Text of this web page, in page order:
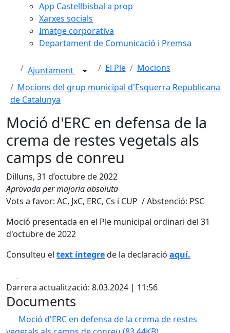
App Castellbisbal a prop
Xarxes socials
Imatge corporativa
Departament de Comunicació i Premsa
Ajuntament El Ple
Mocions
Mocions del grup municipal d'Esquerra Republicana
de Catalunya
Moció d'ERC en defensa de la
crema de restes vegetals als
camps de conreu
Dilluns, 31 d’octubre de 2022
Aprovada per majoria absoluta
Vots a favor: AC, JxC, ERC, Cs i CUP / Abstenció: PSC
Moció presentada en el Ple municipal ordinari del 31
d'octubre de 2022
Consulteu el text íntegrede la declaració aquí.
Darrera actualització: 8.03.2024 | 11:56
Documents
Moció d'ERC en defensa de la crema de restes